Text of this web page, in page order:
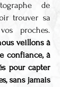
de
trouver sa
proches.
veillons à
confiance, à
pour capter
sans jamais